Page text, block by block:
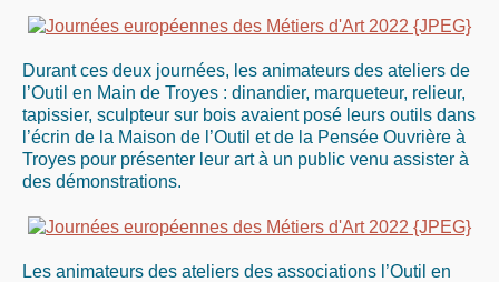
Durant ces deux journées, les animateurs des ateliers de
l’Outil en Main de Troyes : dinandier, marqueteur, relieur,
tapissier, sculpteur sur bois avaient posé leurs outils dans
l’écrin de la Maison de l’Outil et de la Pensée Ouvrière à
Troyes pour présenter leur art à un public venu assister à
des démonstrations.
Les animateurs des ateliers des associations l’Outil en